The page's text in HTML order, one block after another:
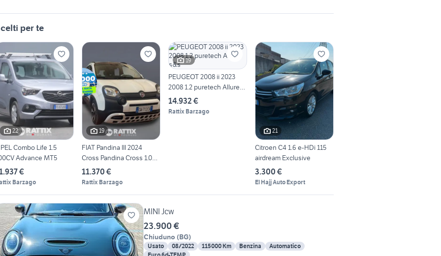
per te
22
Combo Life 1.5
Advance MT5
€
Barzago
19
FIAT Pandina III 2024
Cross Pandina Cross 1.0
fire
11.370 €
Rattix Barzago
19
PEUGEOT 2008 ii 2023
2008 1.2 puretech Allure
s&s
14.932 €
Rattix Barzago
21
Citroen C4 1.6 e-HDi 115
airdream Exclusive
3.300 €
El Hajj Auto Export
MINI Jcw
23.900 €
Chiuduno (BG)
Usato 08/2022 115000 Km Benzina
Automatico